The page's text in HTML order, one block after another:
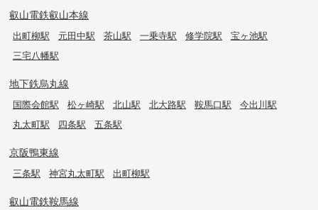
叡山電鉄叡山本線
出町柳駅 元田中駅 茶山駅 一乗寺駅 修学院駅
宝ヶ池駅
三宅八幡駅
地下鉄烏丸線
国際会館駅 松ヶ崎駅 北山駅 北大路駅 鞍馬口駅
今出川駅
丸太町駅
四条駅 五条駅
京阪鴨東線
三条駅 神宮丸太町駅 出町柳駅
叡山電鉄鞍馬線